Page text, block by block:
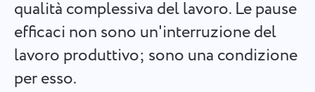
हिन्दी
qualità complessiva del lavoro. Le pause
efficaci non sono un'interruzione del
lavoro produttivo; sono una condizione
per esso.
Bacheca Kanban
espandi la tua bacheca.